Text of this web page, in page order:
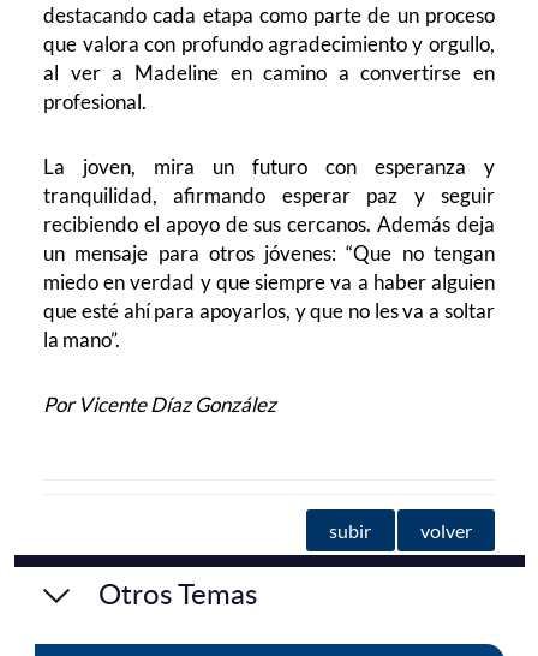
destacando cada etapa como parte de un proceso
que valora con profundo agradecimiento y orgullo,
al ver a Madeline en camino a convertirse en
profesional.
La joven, mira un futuro con esperanza y
tranquilidad, afirmando esperar paz y seguir
recibiendo el apoyo de sus cercanos. Además deja
un mensaje para otros jóvenes: “Que no tengan
miedo en verdad y que siempre va a haber alguien
que esté ahí para apoyarlos, y que no les va a soltar
la mano”.
Por Vicente Díaz González
subir volver
Otros Temas